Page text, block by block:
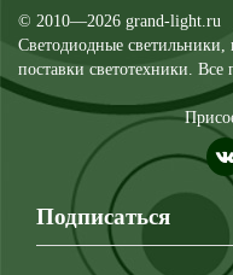
© 2010—2026 grand-light.ru
Светодиодные
поставки светотехники.
Подписаться